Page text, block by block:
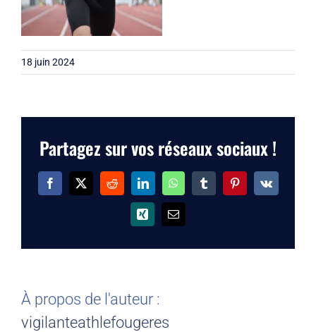
18 juin 2024
Partagez sur vos réseaux sociaux !
Facebook
X RedditLinkedInWhatsAppTumblrPinterest
Vk
Xing Email
À propos de l'auteur :
vigilanteathlefougeres